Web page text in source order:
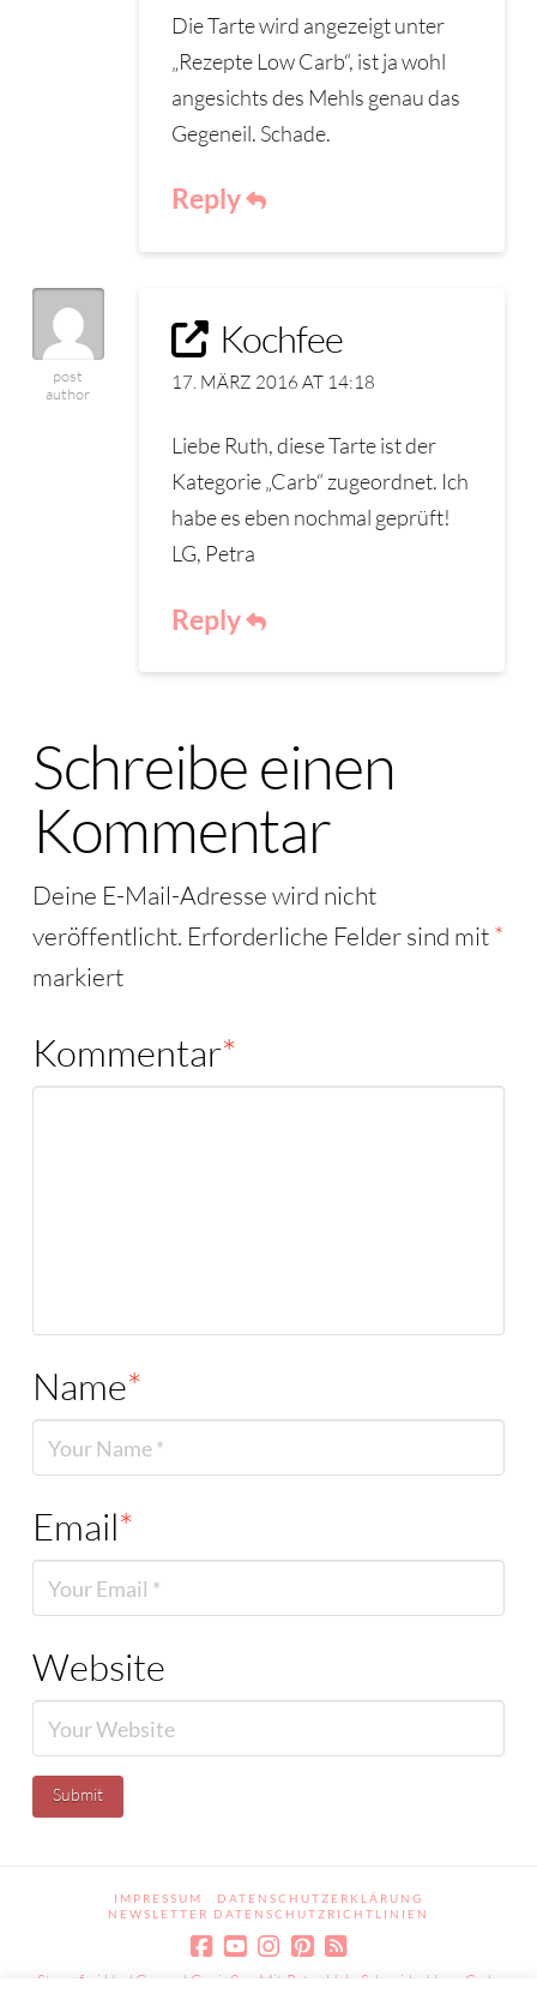
Die Tarte wird angezeigt unter
„Rezepte Low Carb“, ist ja wohl
angesichts des Mehls genau das
Gegeneil. Schade.
Reply
post
author
Kochfee
17. MÄRZ 2016 AT 14:18
Liebe Ruth, diese Tarte ist der
Kategorie „Carb“ zugeordnet. Ich
habe es eben nochmal geprüft!
LG, Petra
Reply
Schreibe einen
Kommentar
Deine E-Mail-Adresse wird nicht
veröffentlicht. Erforderliche Felder sind mit*
markiert
Kommentar*
Name*
Email*
Website
IMPRESSUM
DATENSCHUTZERKLÄRUNG
NEWSLETTER DATENSCHUTZRICHTLINIEN
Stressfrei Und Gesund Genießen Mit Petra Hola-Schneider! Low Carb,